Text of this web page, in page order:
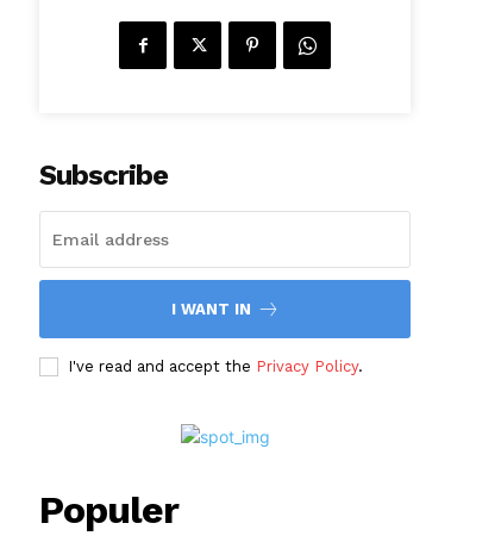
Subscribe
I WANT IN
I've read and accept the Privacy Policy.
Populer